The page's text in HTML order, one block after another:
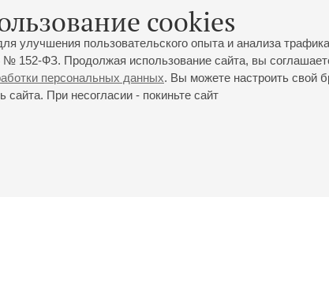
cookies
улучшения пользовательского опыта и анализа
152-ФЗ. Продолжая использование сайта, вы
персональных данных. Вы можете настроить свой
При несогласии - покиньте сайт